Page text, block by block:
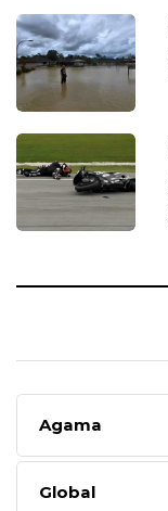
Agama
Global